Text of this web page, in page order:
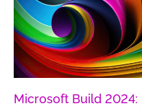
Microsoft Build